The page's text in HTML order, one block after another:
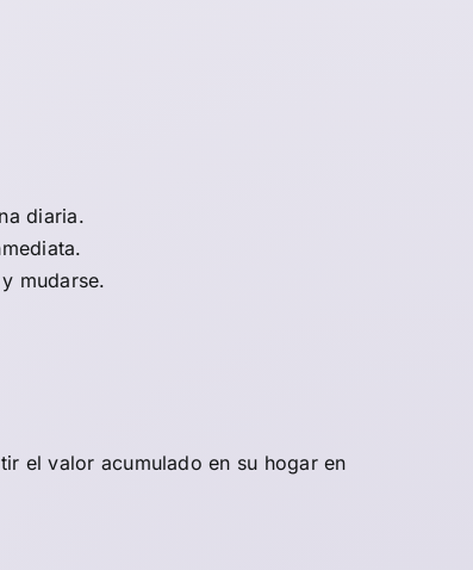
diaria.
mudarse.
el valor acumulado en su hogar en